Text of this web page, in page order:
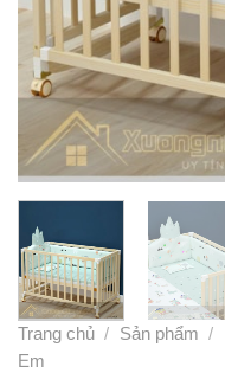
Trang chủ / Sản phẩm /
Em